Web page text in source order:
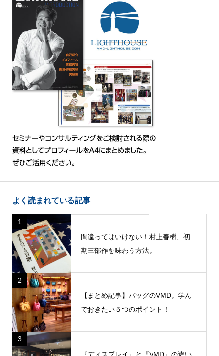
よく読まれている記事
1
間違ってはいけない！村上春樹、初
期三部作を味わう方法。
2
【まとめ記事】バッグのVMD。学ん
でおきたい５つのポイント！
3
『ディスプレイ』と『VMD』の違い